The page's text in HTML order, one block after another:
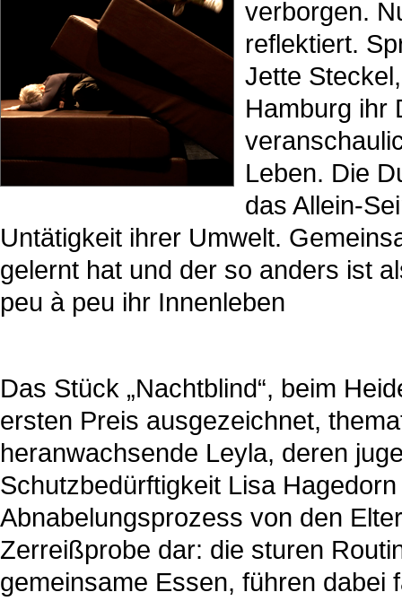
verborgen.
reflektiert.
Jette
Hamburg ihr
Leben. Die
das Allein-
Untätigkeit ihrer Umwelt.
gelernt hat und der so anders ist
peu à peu ihr Innenleben
Das Stück „Nachtblind“, beim
ersten Preis ausgezeichnet,
heranwachsende Leyla, deren
Schutzbedürftigkeit Lisa
Abnabelungsprozess von den
Zerreißprobe dar: die sturen
gemeinsame Essen, führen dabei